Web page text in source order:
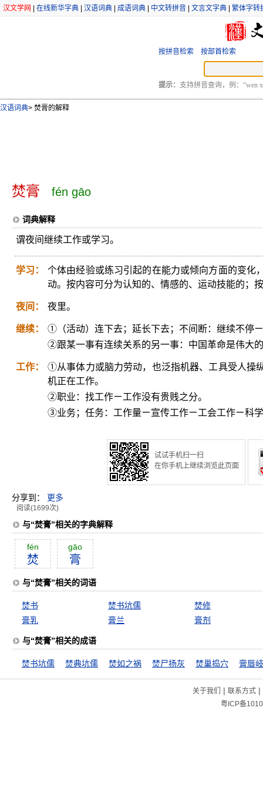
汉文学网 在线新华字典 汉语词典 成语词典 中文转拼音 文言文字典 繁体字转
按拼音检索 按部首检索
提示： 支持拼音查询，例：“wen
汉语词典> 焚膏的解释
焚膏 fén gāo
词典解释
谓夜间继续工作或学习。
学习：
个体由经验或练习引起的在能力或倾向方面的变化
动。按内容可分为认知的、情感的、运动技能的；
夜间： 夜里。
继续：
①（活动）连下去；延长下去；不间断：继续不停
②跟某一事有连续关系的另一事：中国革命是伟大
工作：
①从事体力或脑力劳动，也泛指机器、工具受人操
机正在工作。
②职业：找工作ㄧ工作没有贵贱之分。
③业务；任务：工作量ㄧ宣传工作ㄧ工会工作ㄧ科学
试试手机扫一扫
在你手机上继续浏览此页面
分享到： 更多
阅读(1699次)
与“焚膏”相关的字典解释
fén
焚
gāo
膏
与“焚膏”相关的词语
焚书 焚书坑儒
焚修
膏乳
膏兰 膏剂
与“焚膏”相关的成语
焚书坑儒 焚典坑儒 焚如之祸 焚尸扬灰 焚巢捣穴 膏唇
关于我们 | 联系方式|
粤ICP备